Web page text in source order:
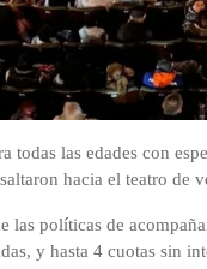
todas las edades con
hacia el teatro de
las políticas de
y hasta 4 cuotas sin